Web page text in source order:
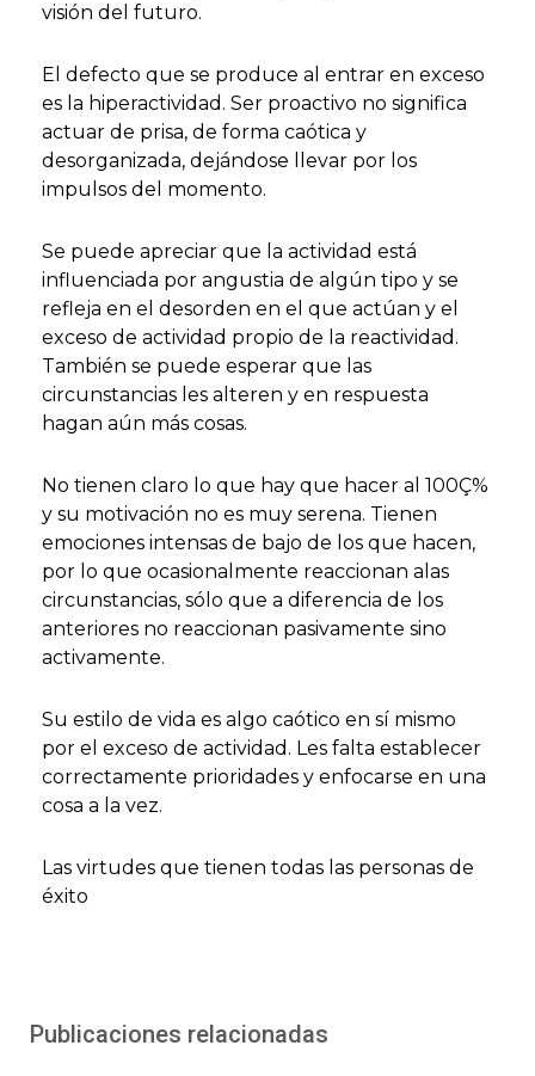
visión del futuro.
El defecto que se produce al entrar en exceso
es la hiperactividad. Ser proactivo no significa
actuar de prisa, de forma caótica y
desorganizada, dejándose llevar por los
impulsos del momento.
Se puede apreciar que la actividad está
influenciada por angustia de algún tipo y se
refleja en el desorden en el que actúan y el
exceso de actividad propio de la reactividad.
También se puede esperar que las
circunstancias les alteren y en respuesta
hagan aún más cosas.
No tienen claro lo que hay que hacer al 100Ç%
y su motivación no es muy serena. Tienen
emociones intensas de bajo de los que hacen,
por lo que ocasionalmente reaccionan alas
circunstancias, sólo que a diferencia de los
anteriores no reaccionan pasivamente sino
activamente.
Su estilo de vida es algo caótico en sí mismo
por el exceso de actividad. Les falta establecer
correctamente prioridades y enfocarse en una
cosa a la vez.
Las virtudes que tienen todas las personas de
éxito
Publicaciones relacionadas